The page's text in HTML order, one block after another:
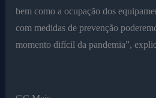
bem como a ocupação dos
com medidas de prevenção
momento difícil da pandemia”,